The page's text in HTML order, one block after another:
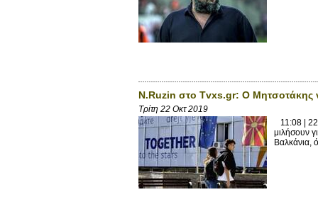
N.Ruzin στο Tvxs.gr: Ο Μητσοτάκης
Τρίτη 22 Οκτ 2019
11:08 |
μιλήσουν
Βαλκάνια,